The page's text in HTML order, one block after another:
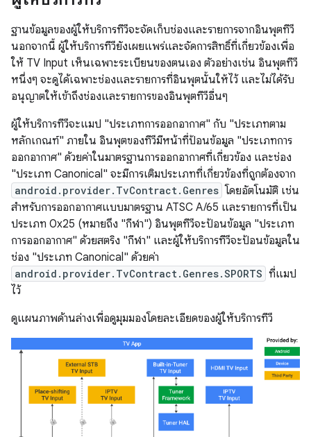
ฐานข้อมูลของผู้ให้บริการทีวีจะจัดเก็บช่องและรายการจากอินพุตทีวี
นอกจากนี้ ผู้ให้บริการทีวียังเผยแพร่และจัดการสิทธิ์ที่เกี่ยวข้องเพื่อ
ให้ TV Input เห็นเฉพาะระเบียนของตนเอง ตัวอย่างเช่น อินพุตทีวี
หนึ่งๆ จะดูได้เฉพาะช่องและรายการที่อินพุตนั้นให้ไว้ และไม่ได้รับ
อนุญาตให้เข้าถึงช่องและรายการของอินพุตทีวีอื่นๆ
ผู้ให้บริการทีวีจะแมป "ประเภทการออกอากาศ" กับ "ประเภทตาม
หลักเกณฑ์" ภายใน อินพุตของทีวีมีหน้าที่ป้อนข้อมูล "ประเภทการ
ออกอากาศ" ด้วยค่าในมาตรฐานการออกอากาศที่เกี่ยวข้อง และช่อง
"ประเภท Canonical" จะมีการเติมประเภทที่เกี่ยวข้องที่ถูกต้องจาก
android.provider.TvContract.Genres โดยอัตโนมัติ เช่น
สำหรับการออกอากาศแบบมาตรฐาน ATSC A/65 และรายการที่เป็น
ประเภท 0x25 (หมายถึง "กีฬา") อินพุตทีวีจะป้อนข้อมูล "ประเภท
การออกอากาศ" ด้วยสตริง "กีฬา" และผู้ให้บริการทีวีจะป้อนข้อมูลใน
ช่อง "ประเภท Canonical" ด้วยค่า
android.provider.TvContract.Genres.SPORTS ที่แมป
ไว้
ดูแผนภาพด้านล่างเพื่อดูมุมมองโดยละเอียดของผู้ให้บริการทีวี